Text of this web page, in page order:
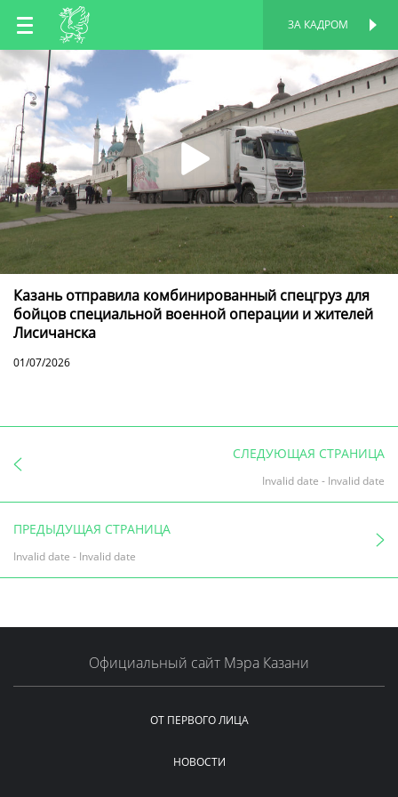
RU
TT
ЗА КАДРОМ
Казань отправила комбинированный спецгруз для
бойцов специальной военной операции и жителей
Лисичанска
01/07/2026
СЛЕДУЮЩАЯ СТРАНИЦА
Invalid date - Invalid date
ПРЕДЫДУЩАЯ СТРАНИЦА
Invalid date - Invalid date
Официальный сайт Мэра Казани
ОТ ПЕРВОГО ЛИЦА
НОВОСТИ
ПЕРСОНАЛЬНАЯ
СТРАНИЦА